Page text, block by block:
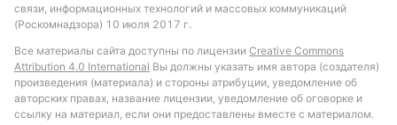
Обновлено:
Автор
Дмитрий Разумец
связи, информационных технологий и массовых коммуникаций
(Роскомнадзора) 10 июля 2017 г.
Все материалы сайта доступны по лицензии Creative Commons
Attribution 4.0 International Вы должны указать имя автора (создателя)
произведения (материала) и стороны атрибуции, уведомление об
авторских правах, название лицензии, уведомление об оговорке и
ссылку на материал, если они предоставлены вместе с материалом.